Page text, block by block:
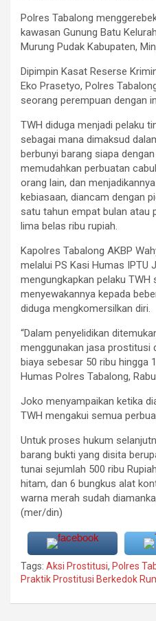
Polres Tabalong
kawasan Gunung Batu
Murung Pudak Kabupaten,
Dipimpin Kasat Reserse
Eko Prasetyo, Polres
seorang perempuan dengan
TWH diduga menjadi pelaku
sebagai mana dimaksud
berbunyi barang siapa
memudahkan perbuatan
orang lain, dan
kebiasaan, diancam dengan
satu tahun empat bulan atau
lima belas ribu rupiah.
Kapolres Tabalong AKBP
melalui PS Kasi Humas IPTU
mengungkapkan pelaku
menyewakannya kepada
diduga mengkomersilkan diri.
“Dalam penyelidikan
menggunakan jasa prostitusi
biaya sebesar 50 ribu hingga
Humas Polres Tabalong,
Joko menyampaikan ketika
TWH mengakui semua
Untuk proses hukum
barang bukti yang disita
tunai sejumlah 500 ribu
hitam, dan 6 bungkus alat
warna merah sudah
(mer/din)
Tags: Aksi Prostitusi, Polres
Praktik Prostitusi Berkedok